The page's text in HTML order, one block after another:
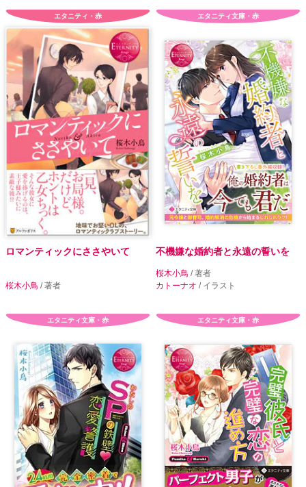
エタニティ・赤
ロマンティックにささやいて
桜木小鳥 / 著者
エタニティ文庫・赤
不機嫌な婚約者と永遠の誓いを
桜木小鳥 / 著者
カトーナオ / イラスト
エタニティ文庫・赤 エタニティ文庫・赤